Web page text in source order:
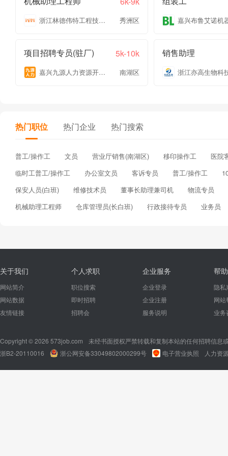
浙江林德伟特工程技术有限公司 秀洲区
项目招聘专员(驻厂) 5k-10k
嘉兴九源人力资源开发有限公司 南湖区
销售助理
热门职位 热门企业 热门搜索
普工/操作工 文员 营业厅销售(南湖区) 移印操作工
医院
临时工普工/操作工
办公室文员 客诉专员 普工/操作工
保安人员(白班)
维修技术员 董事长助理兼司机
物流专员
机械助理工程师
仓库管理员(长白班) 行政接待专员 业务员
关于我们
网站简介
网站数据
友情链接
个人求职
职位搜索
即时招聘
招聘会
企业服务
企业登录
企业注册
服务说明
帮
隐私
网站
业务
Copyright © 2026 573job.com
未经书面授权严禁转载和复制本站的任何招聘信息
浙B2-20110016
浙公网安备33049802000299号 电子营业执照 人力资